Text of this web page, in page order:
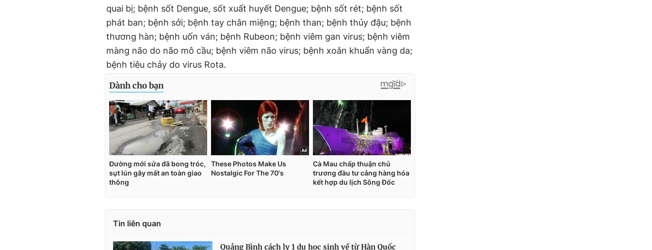
quai bị; bệnh sốt Dengue, sốt xuất huyết Dengue; bệnh sốt rét; bệnh sốt
phát ban; bệnh sởi; bệnh tay chân miệng; bệnh than; bệnh thủy đậu; bệnh
thương hàn; bệnh uốn ván; bệnh Rubeon; bệnh viêm gan virus; bệnh viêm
màng não do não mô cầu; bệnh viêm não virus; bệnh xoắn khuẩn vàng da;
bệnh tiêu chảy do virus Rota.
Tin liên quan
Quảng Bình cách ly 1 du học sinh về từ Hàn Quốc